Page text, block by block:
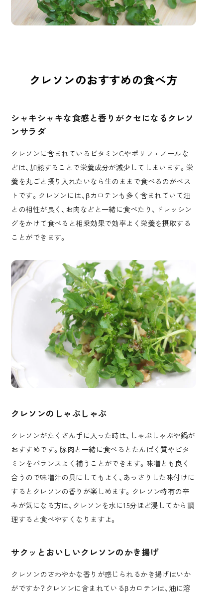
クレソンのおすすめの食べ方
シャキシャキな食感と香りがクセになるクレソ
ンサラダ
クレソンに含まれているビタミンCやポリフェノールな
どは、加熱することで栄養成分が減少してしまいます。栄
養を丸ごと摂り入れたいなら生のままで食べるのがベス
トです。クレソンには、βカロテンも多く含まれていて油
との相性が良く、お肉などと一緒に食べたり、ドレッシン
グをかけて食べると相乗効果で効率よく栄養を摂取する
ことができます。
クレソンのしゃぶしゃぶ
クレソンがたくさん手に入った時は、しゃぶしゃぶや鍋が
おすすめです。豚肉と一緒に食べるとたんぱく質やビタ
ミンをバランスよく補うことができます。味噌とも良く
合うので味噌汁の具にしてもよく、あっさりした味付けに
するとクレソンの香りが楽しめます。クレソン特有の辛
みが気になる方は、クレソンを水に15分ほど浸してから調
理すると食べやすくなりますよ。
サクッとおいしいクレソンのかき揚げ
クレソンのさわやかな香りが感じられるかき揚げはいか
がですか？クレソンに含まれているβカロテンは、油に溶